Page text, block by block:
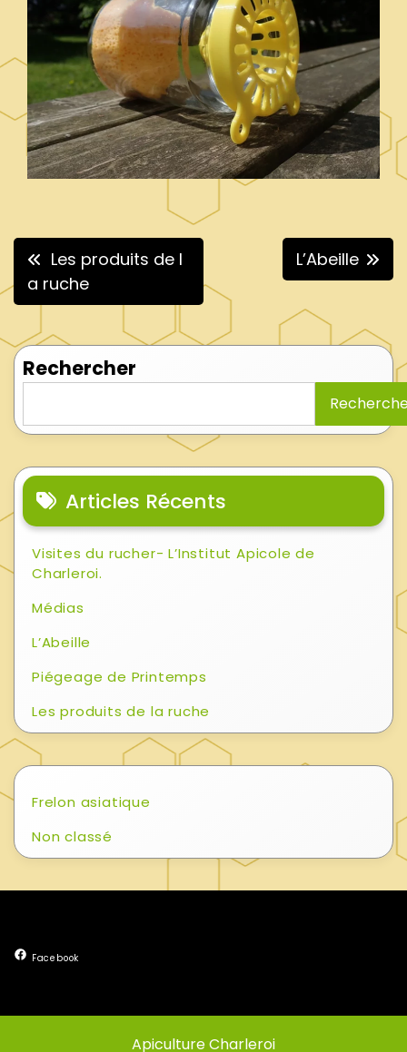
Navigation
de
l’article
Les produits de l
a ruche
L’Abeille
Rechercher
Articles Récents
Visites du rucher- L’Institut Apicole de
Charleroi.
Médias
L’Abeille
Piégeage de Printemps
Les produits de la ruche
Frelon asiatique
Non classé
Facebook
Apiculture Charleroi